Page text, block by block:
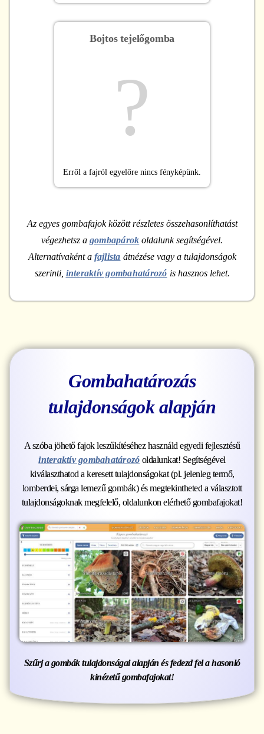
Bojtos tejelőgomba
?
Erről a fajról egyelőre nincs fényképünk.
Az egyes gombafajok között részletes összehasonlíthatást
végezhetsz a gombapárok oldalunk segítségével.
Alternatívaként a fajlista átnézése vagy a tulajdonságok
szerinti, interaktív gombahatározó is hasznos lehet.
Gombahatározás
tulajdonságok alapján
A szóba jöhető fajok leszűkítéséhez használd egyedi fejlesztésű
interaktív gombahatározó oldalunkat! Segítségével
kiválaszthatod a keresett tulajdonságokat (pl. jelenleg termő,
lomberdei, sárga lemezű gombák) és megtekintheted a választott
tulajdonságoknak megfelelő, oldalunkon elérhető gombafajokat!
Szűrj a gombák tulajdonságai alapján és fedezd fel a hasonló
kinézetű gombafajokat!